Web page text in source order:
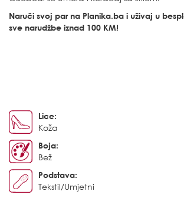
Naruči svoj par na Planika.ba i uživaj u
sve narudžbe iznad 100 KM!
Lice:
Koža
Boja:
Bež
Podstava:
Tekstil/Umjetni